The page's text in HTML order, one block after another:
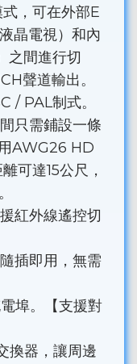
，可在外部E
晶電視）和內
之間進行切
聲道輸出。
/ PAL制式。
只需鋪設一條
AWG26 HD
可達15公尺，
紅外線遙控切
插即用，無需
埠。【支援對
換器，讓周邊